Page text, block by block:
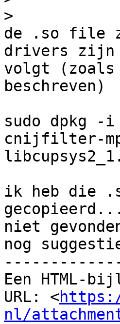
>
de .so file
drivers zijn
volgt
beschreven)
sudo dpkg -
cnijfilter-
ik heb die
niet
nog
-------------
Een HTML-
URL: <
nl/